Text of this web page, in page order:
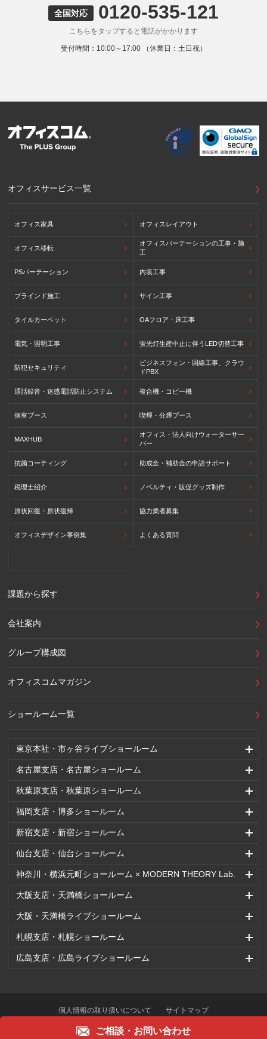
ご相談・ お問い合わせ
9. 外国にある第三者への提供
お客様の個人情報を下記海外の個人情報取扱事業者へ提供す
る場合があります。
提供先の所在国の名称：アメリカ（Google LLC）
当該外国における個人情報の保護に関する制度：APECの
外国における個人情報の保護に関する制度等の詳細は以下を
ご確認下さい。
全国対応 0120-535-121
こちらをタップすると電話がかかります
受付時間：10:00～17:00 （休業日：土日祝）
東京本社・市ヶ谷ライブショールーム
名古屋支店・名古屋ショールーム
秋葉原支店・秋葉原ショールーム
福岡支店・博多ショールーム
新宿支店・新宿ショールーム
仙台支店・仙台ショールーム
神奈川・横浜元町ショールーム × MODERN THEORY Lab.
大阪支店・天満橋ショールーム
大阪・天満橋ライブショールーム
札幌支店・札幌ショールーム
広島支店・広島ライブショールーム
オフィスサービス一覧
オフィス家具 オフィスレイアウト
オフィス移転
オフィスパーテーションの工事・施
工
PSパーテーション 内装工事
ブラインド施工 サイン工事
タイルカーペット OAフロア・床工事
電気・照明工事 蛍光灯生産中止に伴うLED切替工事
防犯セキュリティ
ビジネスフォン・回線工事、クラウ
ドPBX
通話録音・迷惑電話防止システム 複合機・コピー機
個室ブース 喫煙・分煙ブース
MAXHUB
オフィス・法人向けウォーターサー
バー
抗菌コーティング 助成金・補助金の申請サポート
税理士紹介 ノベルティ・販促グッズ制作
原状回復・原状復帰 協力業者募集
オフィスデザイン事例集 よくある質問
課題から探す
会社案内
グループ構成図
オフィスコムマガジン
ショールーム一覧
個人情報の取り扱いについて サイトマップ
Copyright © OFFICECOM.Co.,Ltd. All right reserved.